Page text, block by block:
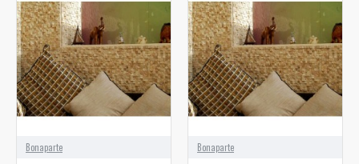
Bonaparte Bonaparte